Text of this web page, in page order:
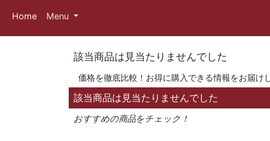
Home Menu
該当商品は見当たりませんでした
価格を徹底比較！お得に購入できる情報をお届け
該当商品は見当たりませんでした
おすすめの商品をチェック！